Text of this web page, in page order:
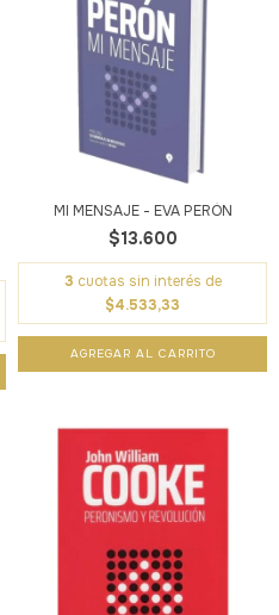
MI MENSAJE - EVA PERÓN
$13.600
3 cuotas sin interés de
$4.533,33